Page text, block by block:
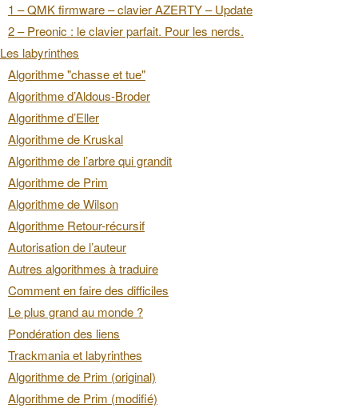
1 – QMK firmware – clavier AZERTY – Update
2 – Preonic : le clavier parfait. Pour les nerds.
Les labyrinthes
Algorithme "chasse et tue"
Algorithme d’Aldous-Broder
Algorithme d’Eller
Algorithme de Kruskal
Algorithme de l’arbre qui grandit
Algorithme de Prim
Algorithme de Wilson
Algorithme Retour-récursif
Autorisation de l’auteur
Autres algorithmes à traduire
Comment en faire des difficiles
Le plus grand au monde ?
Pondération des liens
Trackmania et labyrinthes
Algorithme de Prim (original)
Algorithme de Prim (modifié)